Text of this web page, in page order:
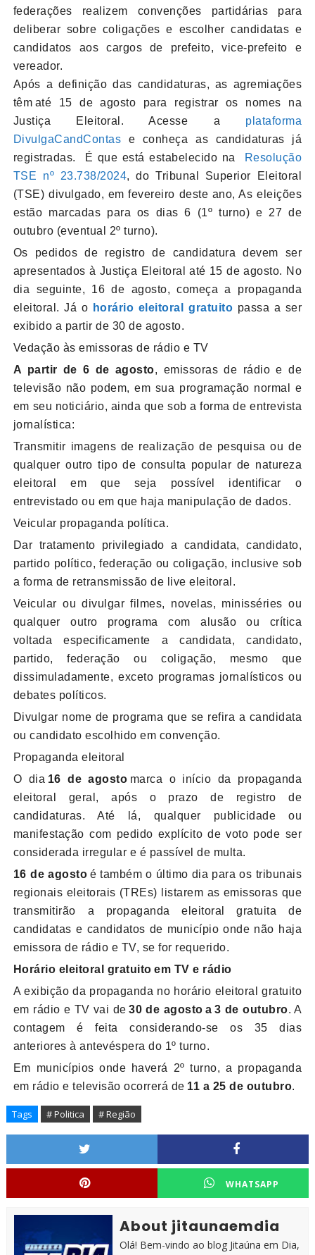
federações realizem convenções partidárias para
deliberar sobre coligações e escolher candidatas e
candidatos aos cargos de prefeito, vice-prefeito e
vereador.
Após a definição das candidaturas, as agremiações
têm até 15 de agosto para registrar os nomes na
Justiça Eleitoral. Acesse a plataforma
DivulgaCandContas e conheça as candidaturas já
registradas. É que está estabelecido na
Resolução
TSE nº 23.738/2024, do Tribunal Superior Eleitoral
(TSE) divulgado, em fevereiro deste ano, As eleições
estão marcadas para os dias 6 (1º turno) e 27 de
outubro (eventual 2º turno).
Os pedidos de registro de candidatura devem ser
apresentados à Justiça Eleitoral até 15 de agosto. No
dia seguinte, 16 de agosto, começa a propaganda
eleitoral. Já o horário eleitoral gratuito passa a ser
exibido a partir de 30 de agosto.
Vedação às emissoras de rádio e TV
A partir de 6 de agosto, emissoras de rádio e de
televisão não podem, em sua programação normal e
em seu noticiário, ainda que sob a forma de entrevista
jornalística:
Transmitir imagens de realização de pesquisa ou de
qualquer outro tipo de consulta popular de natureza
eleitoral em que seja possível identificar o
entrevistado ou em que haja manipulação de dados.
Veicular propaganda política.
Dar tratamento privilegiado a candidata, candidato,
partido político, federação ou coligação, inclusive sob
a forma de retransmissão de live eleitoral.
Veicular ou divulgar filmes, novelas, minisséries ou
qualquer outro programa com alusão ou crítica
voltada especificamente a candidata, candidato,
partido, federação ou coligação, mesmo que
dissimuladamente, exceto programas jornalísticos ou
debates políticos.
Divulgar nome de programa que se refira a candidata
ou candidato escolhido em convenção.
Propaganda eleitoral
O dia 16 de agosto marca o início da propaganda
eleitoral geral, após o prazo de registro de
candidaturas. Até lá, qualquer publicidade ou
manifestação com pedido explícito de voto pode ser
considerada irregular e é passível de multa.
16 de agosto é também o último dia para os tribunais
regionais eleitorais (TREs) listarem as emissoras que
transmitirão a propaganda eleitoral gratuita de
candidatas e candidatos de município onde não haja
emissora de rádio e TV, se for requerido.
Horário eleitoral gratuito em TV e rádio
A exibição da propaganda no horário eleitoral gratuito
em rádio e TV vai de30 de agosto a 3 de outubro. A
contagem é feita considerando-se os 35 dias
anteriores à antevéspera do 1º turno.
Em municípios onde haverá 2º turno, a propaganda
em rádio e televisão ocorrerá de 11 a 25 de outubro.
Tags # Politica # Região
WHATSAPP
About jitaunaemdia
Olá! Bem-vindo ao blog Jitaúna em Dia,